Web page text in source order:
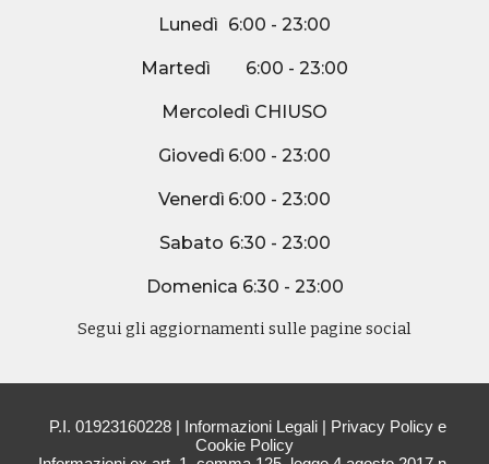
Lunedì 6:00 - 23:00
Martedì 6:00 - 23:00
Mercoledì CHIUSO
Giovedì 6:00 - 23:00
Venerdì 6:00 - 23:00
Sabato 6:30 - 23:00
Domenica 6:30 - 23:00
Segui gli aggiornamenti sulle pagine social
P.I. 01923160228 | Informazioni Legali |
Privacy Policy e
Cookie Policy